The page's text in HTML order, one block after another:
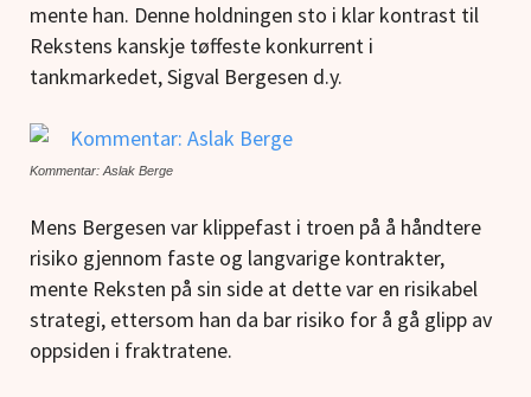
mente han. Denne holdningen sto i klar kontrast til
Rekstens kanskje tøffeste konkurrent i
tankmarkedet, Sigval Bergesen d.y.
Kommentar: Aslak Berge
Mens Bergesen var klippefast i troen på å håndtere
risiko gjennom faste og langvarige kontrakter,
mente Reksten på sin side at dette var en risikabel
strategi, ettersom han da bar risiko for å gå glipp av
oppsiden i fraktratene.